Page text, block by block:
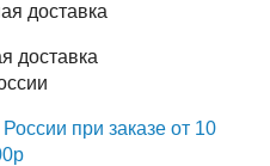
доставка
при заказе от 10